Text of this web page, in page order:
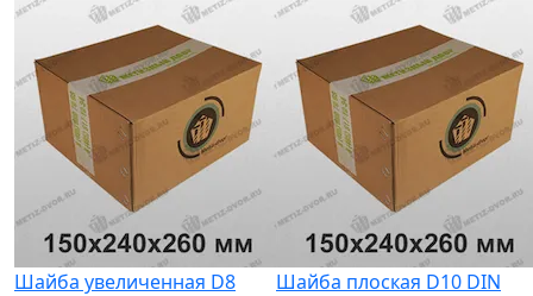
Шайба увеличенная D8
Шайба плоская D10 DIN